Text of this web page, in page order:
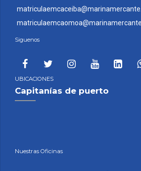
Siguenos
UBICACIONES
Capitanías de puerto
Nuestras Oficinas